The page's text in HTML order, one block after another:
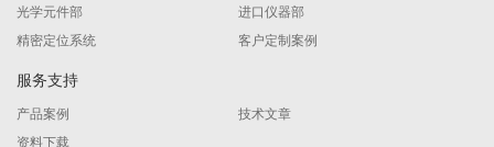
光学元件部
进口仪器部
精密定位系统
客户定制案例
服务支持
产品案例
技术文章
资料下载